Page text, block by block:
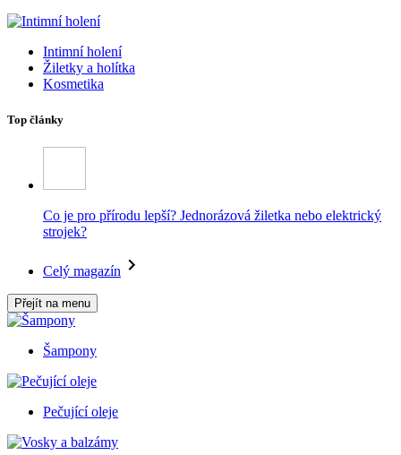
Intimní holení
Žiletky a holítka
Kosmetika
Top články
Co je pro přírodu lepší? Jednorázová žiletka nebo elektrický
strojek?
Celý magazín
Přejít na menu
Šampony
Pečující oleje